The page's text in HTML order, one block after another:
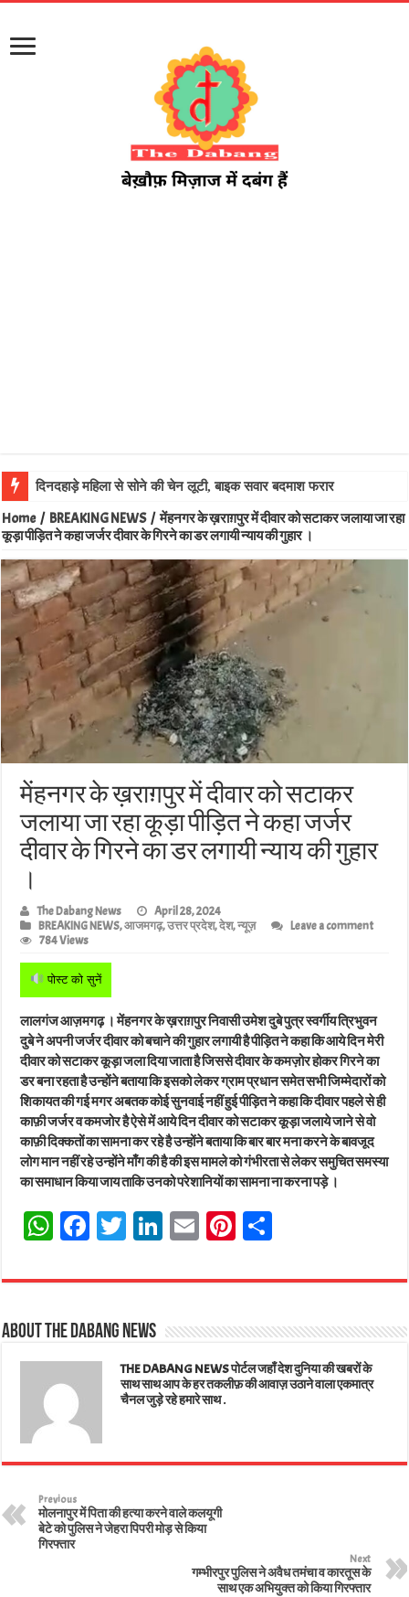
लालगं
Home / BREAKING NEWS / मेंहनगर के ख़राग़पुर में दीवार को सटाकर जलाया जा रहा
कूड़ा पीड़ित ने कहा जर्जर दीवार के गिरने का डर लगायी न्याय की गुहार ।
मेंहनगर के ख़राग़पुर में दीवार को सटाकर
जलाया जा रहा कूड़ा पीड़ित ने कहा जर्जर
दीवार के गिरने का डर लगायी न्याय की गुहार
।
The Dabang News
April 28, 2024
BREAKING NEWS,आजमगढ़,उत्तर प्रदेश,देश,न्यूज़
Leave a comment
784 Views
पोस्ट को सुनें
लालगंज आज़मगढ़ । मेंहनगर के ख़राग़पुर निवासी उमेश दुबे पुत्र स्वर्गीय त्रिभुवन
दुबे ने अपनी जर्जर दीवार को बचाने की गुहार लगायी है पीड़ित ने कहा कि आये दिन मेरी
दीवार को सटाकर कूड़ा जला दिया जाता है जिससे दीवार के कमज़ोर होकर गिरने का
डर बना रहता है उन्होंने बताया कि इसको लेकर ग्राम प्रधान समेत सभी जिम्मेदारों को
शिकायत की गई मगर अबतक कोई सुनवाई नहीं हुई पीड़ित ने कहा कि दीवार पहले से ही
काफ़ी जर्जर व कमजोर है ऐसे में आये दिन दीवार को सटाकर कूड़ा जलाये जाने से वो
काफ़ी दिक्कतों का सामना कर रहे है उन्होंने बताया कि बार बार मना करने के बावजूद
लोग मान नहीं रहे उन्होंने माँग की है की इस मामले को गंभीरता से लेकर समुचित समस्या
का समाधान किया जाय ताकि उनको परेशानियों का सामना ना करना पड़े ।
W
ts
A
pp
Fa
bo
ok
T
tt
er
Li
ed
E
ail
Pi
er
t
e
About The Dabang News
THE DABANG NEWS पोर्टल जहाँ देश दुनिया की खबरों के
साथ साथ आप के हर तकलीफ़ की आवाज़ उठाने वाला एकमात्र
चैनल जुड़े रहे हमारे साथ .
Previous
मोलनापुर में पिता की हत्या करने वाले कलयूगी
बेटे को पुलिस ने जेहरा पिपरी मोड़ से किया
गिरफ्तार
Next
गम्भीरपुर पुलिस ने अवैध तमंचा व कारतूस के
साथ एक अभियुक्त को किया गिरफ्तार